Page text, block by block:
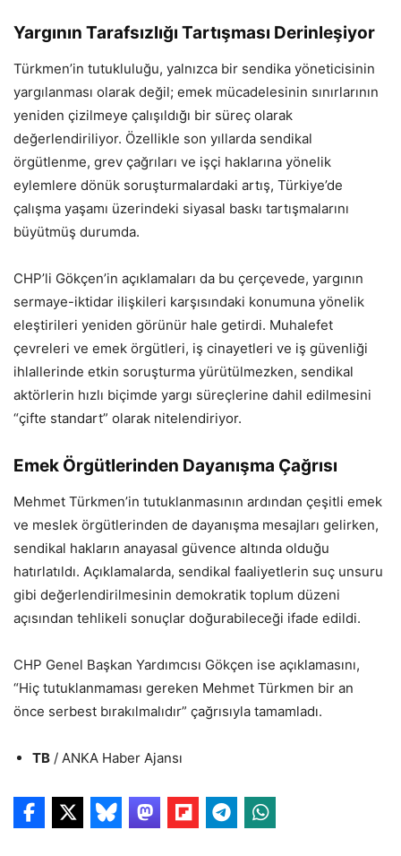
Yargının Tarafsızlığı Tartışması Derinleşiyor
Türkmen’in tutukluluğu, yalnızca bir sendika yöneticisinin
yargılanması olarak değil; emek mücadelesinin sınırlarının
yeniden çizilmeye çalışıldığı bir süreç olarak
değerlendiriliyor. Özellikle son yıllarda sendikal
örgütlenme, grev çağrıları ve işçi haklarına yönelik
eylemlere dönük soruşturmalardaki artış, Türkiye’de
çalışma yaşamı üzerindeki siyasal baskı tartışmalarını
büyütmüş durumda.
CHP’li Gökçen’in açıklamaları da bu çerçevede, yargının
sermaye-iktidar ilişkileri karşısındaki konumuna yönelik
eleştirileri yeniden görünür hale getirdi. Muhalefet
çevreleri ve emek örgütleri, iş cinayetleri ve iş güvenliği
ihlallerinde etkin soruşturma yürütülmezken, sendikal
aktörlerin hızlı biçimde yargı süreçlerine dahil edilmesini
“çifte standart” olarak nitelendiriyor.
Emek Örgütlerinden Dayanışma Çağrısı
Mehmet Türkmen’in tutuklanmasının ardından çeşitli emek
ve meslek örgütlerinden de dayanışma mesajları gelirken,
sendikal hakların anayasal güvence altında olduğu
hatırlatıldı. Açıklamalarda, sendikal faaliyetlerin suç unsuru
gibi değerlendirilmesinin demokratik toplum düzeni
açısından tehlikeli sonuçlar doğurabileceği ifade edildi.
CHP Genel Başkan Yardımcısı Gökçen ise açıklamasını,
“Hiç tutuklanmaması gereken Mehmet Türkmen bir an
önce serbest bırakılmalıdır” çağrısıyla tamamladı.
TB / ANKA Haber Ajansı